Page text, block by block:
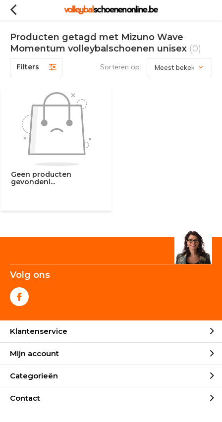
Producten getagd met Mizuno Wave
Momentum volleybalschoenen unisex (0)
Filters Sorteren op:
Geen producten
gevonden!...
Volg ons
Klantenservice
Mijn account
Categorieën
Contact